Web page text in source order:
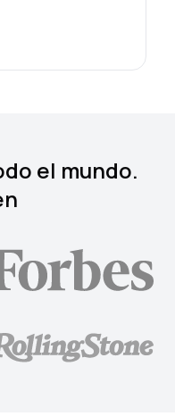
el mundo.